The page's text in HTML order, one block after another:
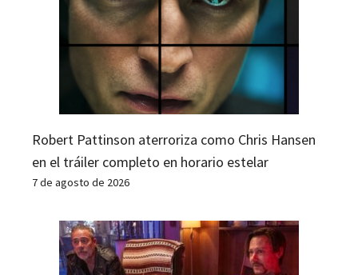
Robert Pattinson aterroriza como Chris Hansen
en el tráiler completo en horario estelar
7 de agosto de 2026